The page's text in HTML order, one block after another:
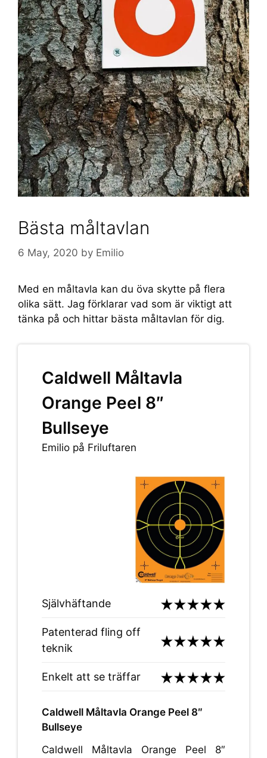
Bästa måltavlan
6 May, 2020 by Emilio
Med en måltavla kan du öva skytte på flera
olika sätt. Jag förklarar vad som är viktigt att
tänka på och hittar bästa måltavlan för dig.
Caldwell Måltavla
Orange Peel 8″
Bullseye
Emilio på Friluftaren
Självhäftande
Patenterad fling off
teknik
Enkelt att se träffar
Caldwell Måltavla Orange Peel 8″
Bullseye
Caldwell Måltavla Orange Peel 8″